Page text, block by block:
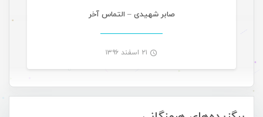
صابر شهیدی – التماس آخر
۲۱ اسفند ۱۳۹۶